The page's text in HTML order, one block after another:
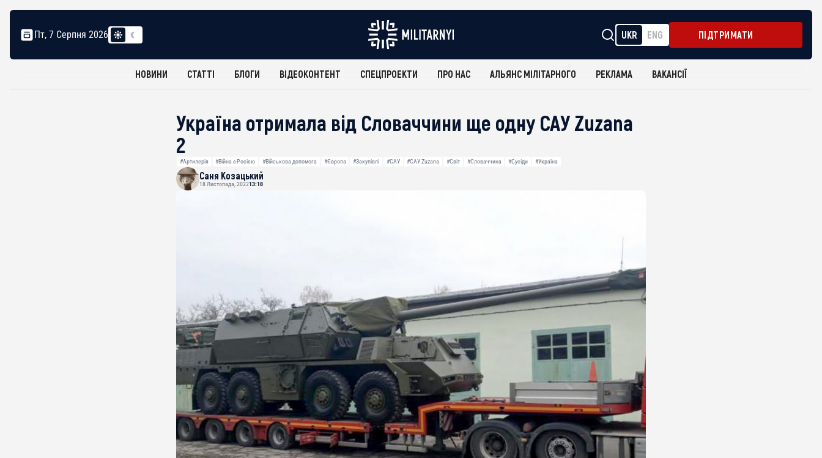
Пт, 7 Серпня 2026 UKR ENG ПІДТРИМАТИ
НОВИНИ СТАТТІ БЛОГИ ВІДЕОКОНТЕНТ СПЕЦПРОЕКТИ ПРО НАС АЛЬЯНС МІЛІТАРНОГО РЕКЛАМА ВАКАНСІЇ
Україна отримала від Словаччини ще одну САУ Zuzana
2
#Артилерія #Війна з Росією #Військова допомога #Європа #Закупівлі #САУ #САУ Zuzana #Світ #Словаччина #Сусіди #Україна
Саня Козацький
18 Листопада, 202213:18